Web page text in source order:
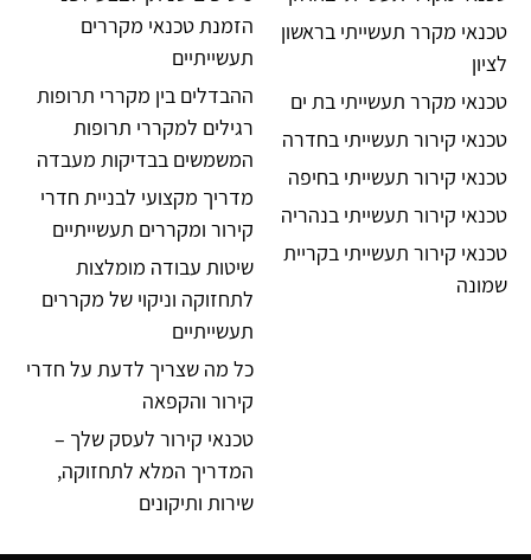
טכנאי מקרר תעשייתי בראשון
לציון
טכנאי מקרר תעשייתי בת ים
טכנאי קירור תעשייתי בחדרה
טכנאי קירור תעשייתי בחיפה
טכנאי קירור תעשייתי בנהריה
טכנאי קירור תעשייתי בקריית
שמונה
הזמנת טכנאי מקררים
תעשייתיים
ההבדלים בין מקררי תרופות
רגילים למקררי תרופות
המשמשים בבדיקות מעבדה
מדריך מקצועי לבניית חדרי
קירור ומקררים תעשייתיים
שיטות עבודה מומלצות
לתחזוקה וניקוי של מקררים
תעשייתיים
כל מה שצריך לדעת על חדרי
קירור והקפאה
טכנאי קירור לעסק שלך –
המדריך המלא לתחזוקה,
שירות ותיקונים